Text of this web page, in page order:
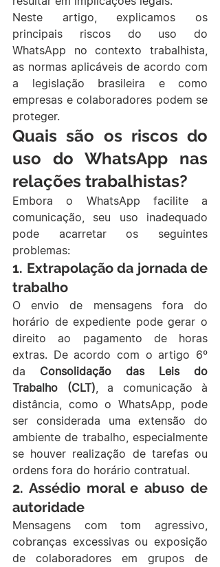
Neste artigo, explicamos os
principais riscos do uso do
WhatsApp no contexto trabalhista,
as normas aplicáveis de acordo com
a legislação brasileira e como
empresas e colaboradores podem se
proteger.
Quais são os riscos do
uso do WhatsApp nas
relações trabalhistas?
Embora o WhatsApp facilite a
comunicação, seu uso inadequado
pode acarretar os seguintes
problemas:
1. Extrapolação da jornada de
trabalho
O envio de mensagens fora do
horário de expediente pode gerar o
direito ao pagamento de horas
extras. De acordo com o artigo 6º
da Consolidação das Leis do
Trabalho (CLT), a comunicação à
distância, como o WhatsApp, pode
ser considerada uma extensão do
ambiente de trabalho, especialmente
se houver realização de tarefas ou
ordens fora do horário contratual.
2. Assédio moral e abuso de
autoridade
Mensagens com tom agressivo,
cobranças excessivas ou exposição
de colaboradores em grupos de